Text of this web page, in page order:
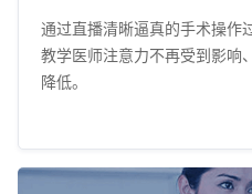
通过直播清晰逼真的手术操作
教学医师注意力不再受到影响
降低。